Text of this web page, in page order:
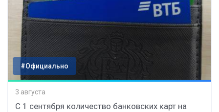
#Официально
3 августа
С 1 сентября количество банковских карт на